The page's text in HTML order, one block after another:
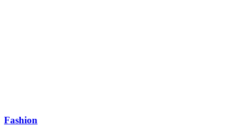
Fashion